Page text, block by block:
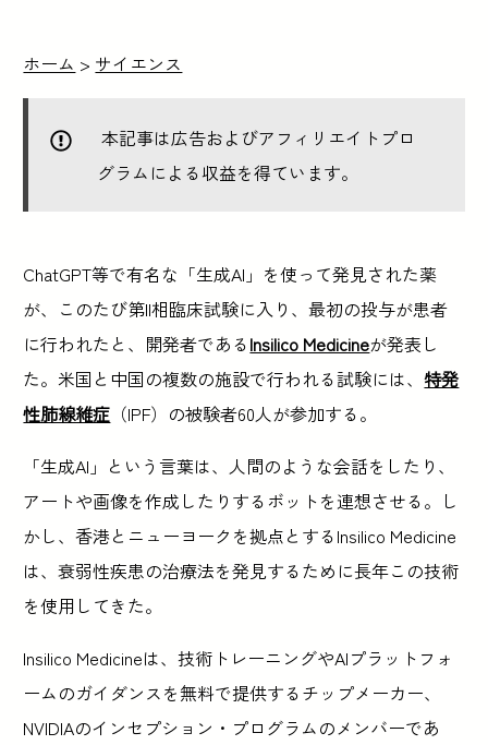
ホーム > サイエンス
本記事は広告およびアフィリエイトプロ
グラムによる収益を得ています。
ChatGPT等で有名な「生成AI」を使って発見された薬
が、このたび第II相臨床試験に入り、最初の投与が患者
に行われたと、開発者であるInsilico Medicineが発表し
た。米国と中国の複数の施設で行われる試験には、特発
性肺線維症 （IPF）の被験者60人が参加する。
「生成AI」という言葉は、人間のような会話をしたり、
アートや画像を作成したりするボットを連想させる。し
かし、香港とニューヨークを拠点とするInsilico Medicine
は、衰弱性疾患の治療法を発見するために長年この技術
を使用してきた。
Insilico Medicineは、技術トレーニングやAIプラットフォ
ームのガイダンスを無料で提供するチップメーカー、
NVIDIAのインセプション・プログラムのメンバーであ